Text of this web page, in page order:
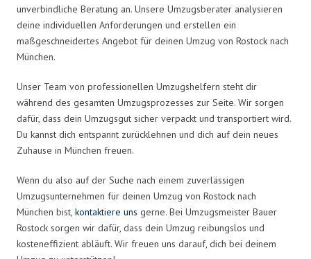
unverbindliche Beratung an. Unsere Umzugsberater analysieren
deine individuellen Anforderungen und erstellen ein
maßgeschneidertes Angebot für deinen Umzug von Rostock nach
München.
Unser Team von professionellen Umzugshelfern steht dir
während des gesamten Umzugsprozesses zur Seite. Wir sorgen
dafür, dass dein Umzugsgut sicher verpackt und transportiert wird.
Du kannst dich entspannt zurücklehnen und dich auf dein neues
Zuhause in München freuen.
Wenn du also auf der Suche nach einem zuverlässigen
Umzugsunternehmen für deinen Umzug von Rostock nach
München bist, kontaktiere uns gerne. Bei Umzugsmeister Bauer
Rostock sorgen wir dafür, dass dein Umzug reibungslos und
kosteneffizient abläuft. Wir freuen uns darauf, dich bei deinem